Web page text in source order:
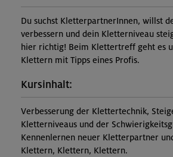
Du suchst KletterpartnerInnen, willst
verbessern und dein Kletterniveau
hier richtig! Beim Klettertreff geht es
Klettern mit Tipps eines Profis.
Kursinhalt:
Verbesserung der Klettertechnik,
Kletterniveaus und der
Kennenlernen neuer Kletterpartner
Klettern, Klettern, Klettern.